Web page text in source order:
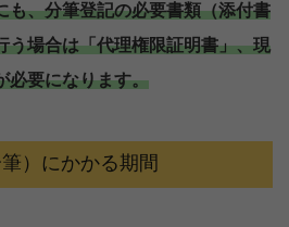
も、分筆登記の必要書類（添付書
う場合は「代理権限証明書」、現
必要になります。
）にかかる期間